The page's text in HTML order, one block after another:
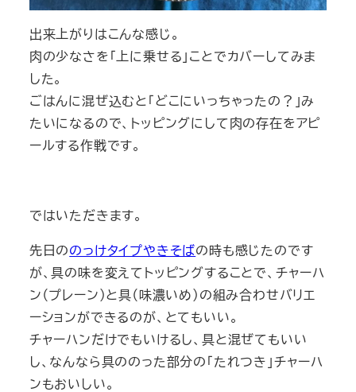
出来上がりはこんな感じ。
肉の少なさを「上に乗せる」ことでカバーしてみま
した。
ごはんに混ぜ込むと「どこにいっちゃったの？」み
たいになるので、トッピングにして肉の存在をアピ
ールする作戦です。
ではいただきます。
先日ののっけタイプやきそばの時も感じたのです
が、具の味を変えてトッピングすることで、チャーハ
ン（プレーン）と具（味濃いめ）の組み合わせバリエ
ーションができるのが、とてもいい。
チャーハンだけでもいけるし、具と混ぜてもいい
し、なんなら具ののった部分の「たれつき」チャーハ
ンもおいしい。